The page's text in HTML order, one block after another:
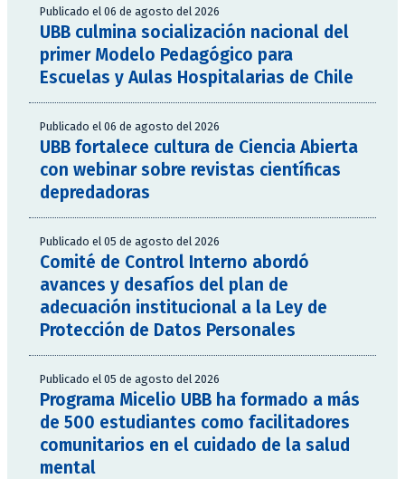
Publicado el 06 de agosto del 2026
UBB culmina socialización nacional del
primer Modelo Pedagógico para
Escuelas y Aulas Hospitalarias de Chile
Publicado el 06 de agosto del 2026
UBB fortalece cultura de Ciencia Abierta
con webinar sobre revistas científicas
depredadoras
Publicado el 05 de agosto del 2026
Comité de Control Interno abordó
avances y desafíos del plan de
adecuación institucional a la Ley de
Protección de Datos Personales
Publicado el 05 de agosto del 2026
Programa Micelio UBB ha formado a más
de 500 estudiantes como facilitadores
comunitarios en el cuidado de la salud
mental